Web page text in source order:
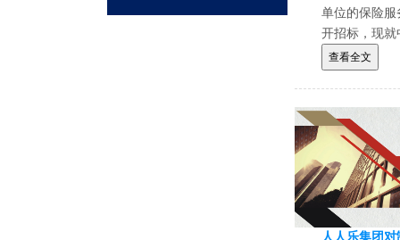
单位的保险服
开招标，现
查看全文